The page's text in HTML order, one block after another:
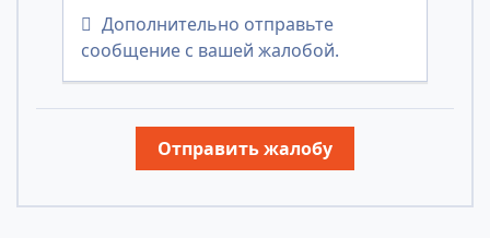
Дополнительно отправьте
сообщение с вашей жалобой.
Отправить жалобу